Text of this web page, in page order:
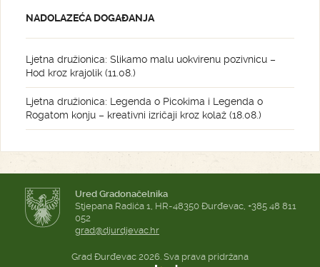
NADOLAZEĆA DOGAĐANJA
Ljetna družionica: Slikamo malu uokvirenu pozivnicu –
Hod kroz krajolik (11.08.)
Ljetna družionica: Legenda o Picokima i Legenda o
Rogatom konju – kreativni izričaji kroz kolaž (18.08.)
Ured Gradonačelnika
Stjepana Radića 1, HR-48350 Đurđevac, +385 48 811
052
grad@djurdjevac.hr
Grad Đurđevac 2026. Sva prava pridržana